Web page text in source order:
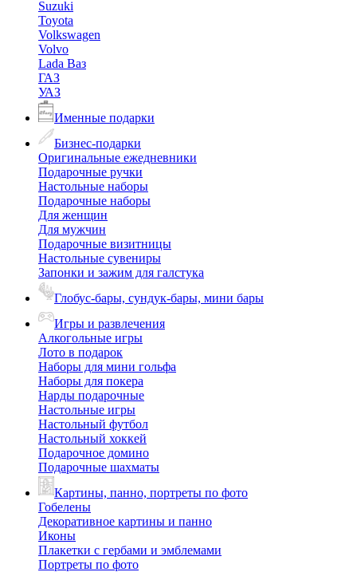
Suzuki
Toyota
Volkswagen
Volvo
Lada Ваз
ГАЗ
УАЗ
Именные подарки
Бизнес-подарки
Оригинальные ежедневники
Подарочные ручки
Настольные наборы
Подарочные наборы
Для женщин
Для мужчин
Подарочные визитницы
Настольные сувениры
Запонки и зажим для галстука
Глобус-бары, сундук-бары, мини бары
Игры и развлечения
Алкогольные игры
Лото в подарок
Наборы для мини гольфа
Наборы для покера
Нарды подарочные
Настольные игры
Настольный футбол
Настольный хоккей
Подарочное домино
Подарочные шахматы
Картины, панно, портреты по фото
Гобелены
Декоративное картины и панно
Иконы
Плакетки с гербами и эмблемами
Портреты по фото